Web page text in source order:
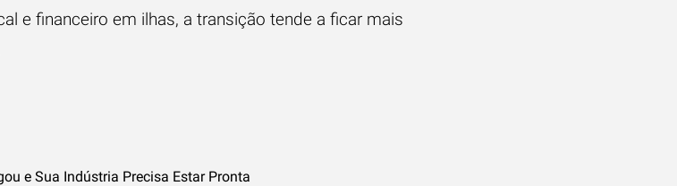
e financeiro em ilhas, a transição tende a ficar mais
e Sua Indústria Precisa Estar Pronta